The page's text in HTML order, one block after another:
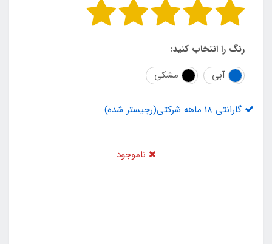
رنگ را انتخاب کنید:
آبی
مشکی
گارانتی 18 ماهه شرکتی(رجیستر شده)
ناموجود